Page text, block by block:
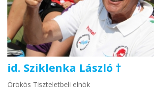
id. Sziklenka László †
Örökös Tiszteletbeli elnök